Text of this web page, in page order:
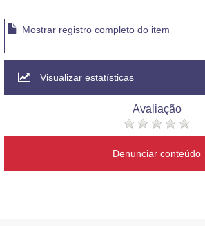
Mostrar registro completo do item
Visualizar estatísticas
Avaliação
Denunciar conteúdo